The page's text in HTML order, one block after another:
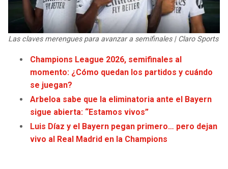
JAGUARS
TITANS
COWBOYS
GIANTS
EAGLES
COMMANDERS
WIZARDS
WARRIORS
CLIPPERS
LAKERS
SUNS
KINGS
Las claves merengues para avanzar a semifinales | Claro Sports
Champions League 2026, semifinales al
momento: ¿Cómo quedan los partidos y cuándo
se juegan?
Arbeloa sabe que la eliminatoria ante el Bayern
sigue abierta: “Estamos vivos”
Luis Díaz y el Bayern pegan primero… pero dejan
vivo al Real Madrid en la Champions